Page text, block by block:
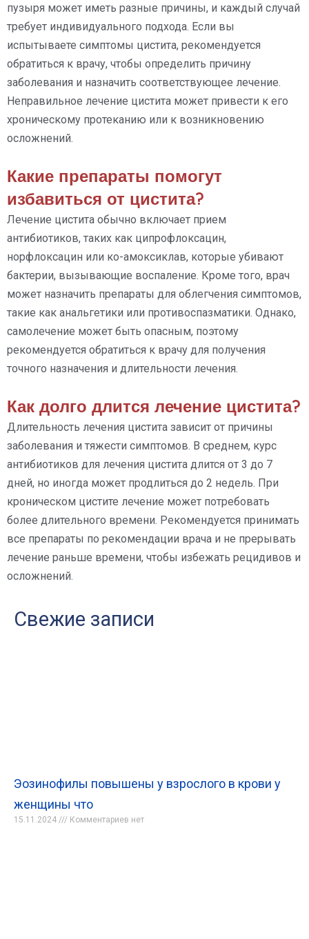
пузыря может иметь разные причины, и каждый случай
требует индивидуального подхода. Если вы
испытываете симптомы цистита, рекомендуется
обратиться к врачу, чтобы определить причину
заболевания и назначить соответствующее лечение.
Неправильное лечение цистита может привести к его
хроническому протеканию или к возникновению
осложнений.
Какие препараты помогут
избавиться от цистита?
Лечение цистита обычно включает прием
антибиотиков, таких как ципрофлоксацин,
норфлоксацин или ко-амоксиклав, которые убивают
бактерии, вызывающие воспаление. Кроме того, врач
может назначить препараты для облегчения симптомов,
такие как анальгетики или противоспазматики. Однако,
самолечение может быть опасным, поэтому
рекомендуется обратиться к врачу для получения
точного назначения и длительности лечения.
Как долго длится лечение цистита?
Длительность лечения цистита зависит от причины
заболевания и тяжести симптомов. В среднем, курс
антибиотиков для лечения цистита длится от 3 до 7
дней, но иногда может продлиться до 2 недель. При
кроническом цистите лечение может потребовать
более длительного времени. Рекомендуется принимать
все препараты по рекомендации врача и не прерывать
лечение раньше времени, чтобы избежать рецидивов и
осложнений.
Свежие записи
Эозинофилы повышены у взрослого в крови у
женщины что
15.11.2024 Комментариев нет